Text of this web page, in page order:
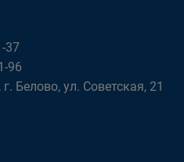
37
96
Белово, ул. Советская, 21